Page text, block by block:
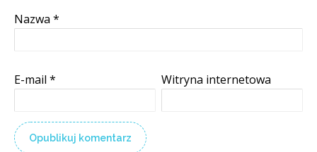
Nazwa *
E-mail * Witryna internetowa